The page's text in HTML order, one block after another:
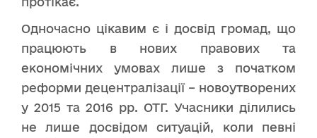
Одночасно цікавим є і досвід громад, що
працюють в нових правових та
економічних умовах лише з початком
реформи децентралізації – новоутворених
у 2015 та 2016 рр. ОТГ. Учасники ділились
не лише досвідом ситуацій, коли певні